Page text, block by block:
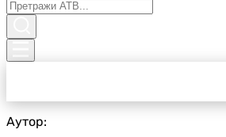
Аутор: